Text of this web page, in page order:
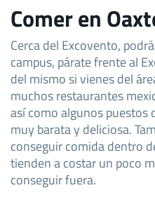
Comer en
Cerca del Excovento,
campus, párate frente al
del mismo si vienes del
muchos restaurantes
así como algunos puestos
muy barata y deliciosa.
conseguir comida dentro
tienden a costar un poco
conseguir fuera.